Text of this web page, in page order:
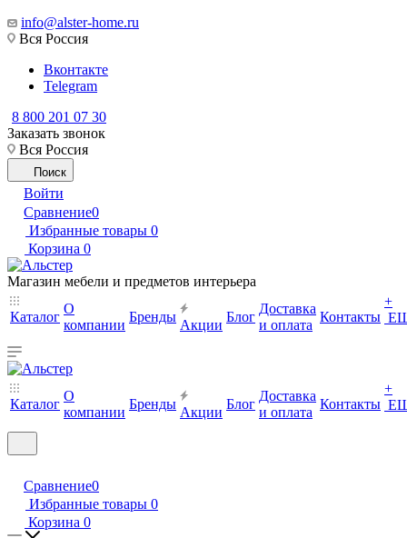
info@alster-home.ru
Вся Россия
Вконтакте
Telegram
8 800 201 07 30
Заказать звонок
Вся Россия
Поиск
Войти
Сравнение0
Избранные товары 0
Корзина 0
Магазин мебели и предметов интерьера
Каталог
О
компании
Бренды
Акции
Блог
Доставка
и оплата
Контакты
+
Каталог
О
компании
Бренды
Акции
Блог
Доставка
и оплата
Контакты
+
Сравнение0
Избранные товары 0
Корзина 0